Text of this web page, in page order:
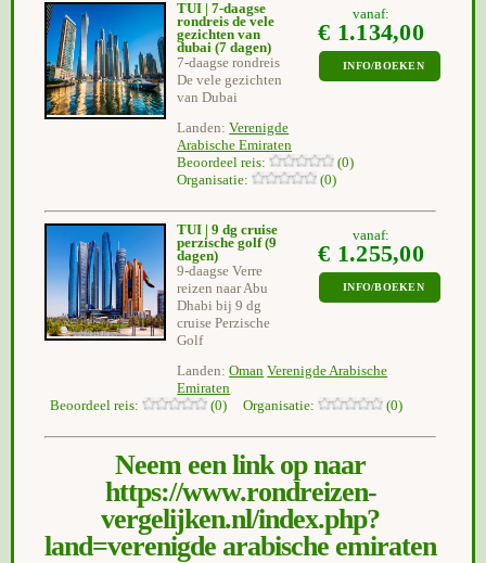
vanaf:
€ 1.134,00
INFO/BOEKEN
TUI | 7-daagse
rondreis de vele
gezichten van
dubai (7 dagen)
7-daagse rondreis
De vele gezichten
van Dubai
Landen:Verenigde
Arabische Emiraten
Beoordeel reis:
(0)
Organisatie:
(0)
vanaf:
€ 1.255,00
INFO/BOEKEN
TUI | 9 dg cruise
perzische golf(9
dagen)
9-daagse Verre
reizen naar Abu
Dhabi bij 9 dg
cruise Perzische
Golf
Landen:Oman Verenigde Arabische
Emiraten
Beoordeel reis:
(0) Organisatie: (0)
Neem een link op naar
https://www.rondreizen-
vergelijken.nl/index.php?
land=verenigde arabische emiraten